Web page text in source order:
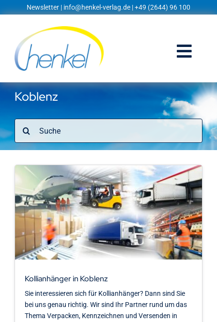
Inhalt
Newsletter | info@henkel-verlag.de | +49 (2644) 96 100
Startseite
Blog
Prospekte
Techniklexikon
Koblenz
nach:
Kollianhänger in Koblenz
Sie interessieren sich für Kollianhänger? Dann sind Sie
bei uns genau richtig. Wir sind Ihr Partner rund um das
Thema Verpacken, Kennzeichnen und Versenden in